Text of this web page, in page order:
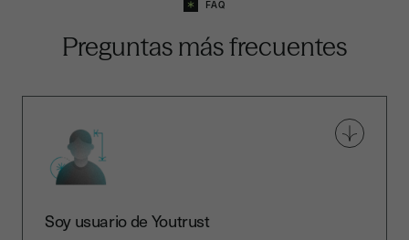
FAQ
Preguntas más frecuentes
Soy usuario de Youtrust